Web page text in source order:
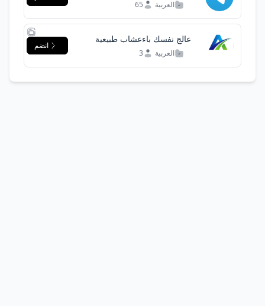
العربية 65
عالج نفسك باءعشاب طبيعية
العربية 3
انضم